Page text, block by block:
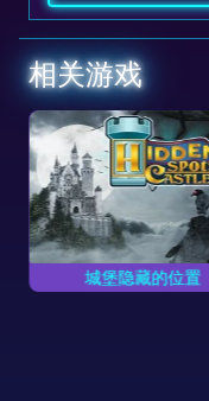
相关游戏
珠宝隐藏的区域